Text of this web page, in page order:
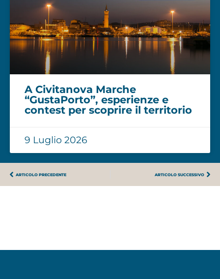
A Civitanova Marche
“GustaPorto”, esperienze e
contest per scoprire il territorio
9 Luglio 2026
ARTICOLO PRECEDENTE ARTICOLO SUCCESSIVO